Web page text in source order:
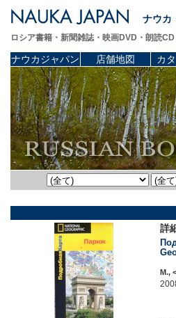
ナウカ
ロシア書籍・新聞雑誌・映画DVD・朗読
ナウカジャパン 店舗地図 カ
詳
М.,